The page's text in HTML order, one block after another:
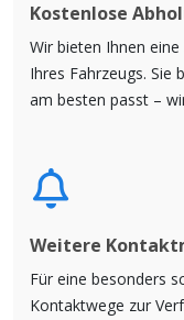
Kostenlose
Wir bieten Ihnen
Ihres Fahrzeugs. Sie
am besten passt –
Weitere
Für eine besonders
Kontaktwege zur